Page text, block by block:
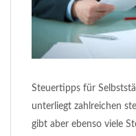
Steuertipps für
unterliegt zahlreichen
gibt aber ebenso viele